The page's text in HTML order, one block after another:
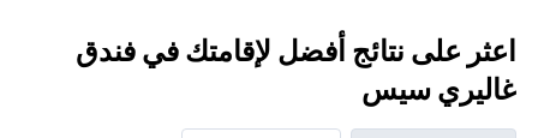
اعثر على نتائج أفضل لإقامتك في فندق
غاليري سيس